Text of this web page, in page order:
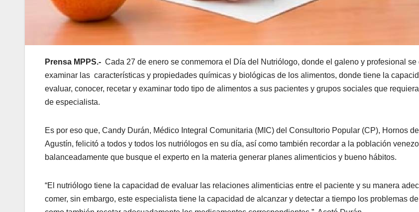
Prensa MPPS.- Cada 27 de enero se conmemora el Día del Nutriólogo, donde el galeno y profesional se
examinar las características y propiedades químicas y biológicas de los alimentos, donde tiene la
evaluar, conocer, recetar y examinar todo tipo de alimentos a sus pacientes y grupos sociales que
de especialista.
Es por eso que, Candy Durán, Médico Integral Comunitaria (MIC) del Consultorio Popular (CP), Hornos
Agustín, felicitó a todos y todos los nutriólogos en su día, así como también recordar a la población
balanceadamente que busque el experto en la materia generar planes alimenticios y bueno hábitos.
“El nutriólogo tiene la capacidad de evaluar las relaciones alimenticias entre el paciente y su manera
comer, sin embargo, este especialista tiene la capacidad de alcanzar y detectar a tiempo los problemas